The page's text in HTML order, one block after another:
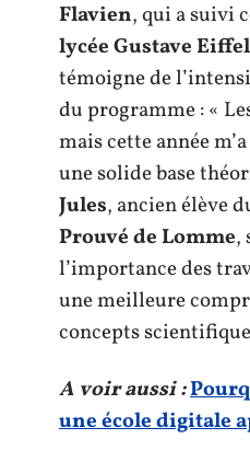
Flavien, qui a suivi
lycée Gustave
témoigne de
du programme : «
mais cette année
une solide base
Jules, ancien élève
Prouvé de Lomme,
l’importance des
une meilleure
concepts
A voir aussi :
une école digitale